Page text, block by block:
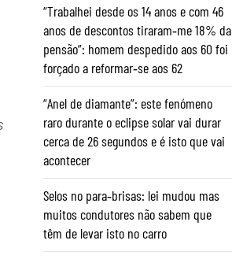
“Trabalhei desde os 14 anos e com 46
anos de descontos tiraram‑me 18% da
pensão”: homem despedido aos 60 foi
forçado a reformar‑se aos 62
“Anel de diamante”: este fenómeno
raro durante o eclipse solar vai durar
cerca de 26 segundos e é isto que vai
acontecer
Selos no para‑brisas: lei mudou mas
muitos condutores não sabem que
têm de levar isto no carro